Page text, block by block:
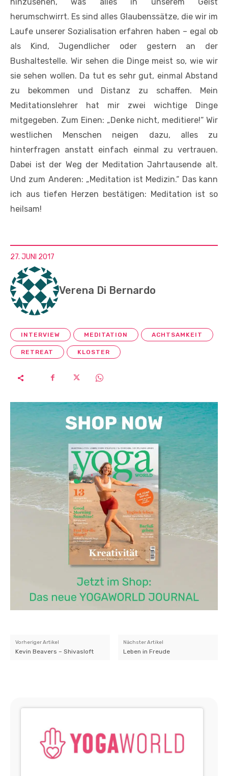
herumschwirrt. Es sind alles Glaubenssätze, die wir im
Laufe unserer Sozialisation erfahren haben – egal ob
als Kind, Jugendlicher oder gestern an der
Bushaltestelle. Wir sehen die Dinge meist so, wie wir
sie sehen wollen. Da tut es sehr gut, einmal Abstand
zu bekommen und Distanz zu schaffen. Mein
Meditationslehrer hat mir zwei wichtige Dinge
mitgegeben. Zum Einen: „Denke nicht, meditiere!“ Wir
westlichen Menschen neigen dazu, alles zu
hinterfragen anstatt einfach einmal zu vertrauen.
Dabei ist der Weg der Meditation Jahrtausende alt.
Und zum Anderen: „Meditation ist Medizin.“ Das kann
ich aus tiefen Herzen bestätigen: Meditation ist so
heilsam!
27. JUNI 2017
Verena Di Bernardo
INTERVIEW MEDITATION ACHTSAMKEIT
RETREAT KLOSTER
Vorheriger Artikel
Kevin Beavers – Shivasloft
Nächster Artikel
Leben in Freude